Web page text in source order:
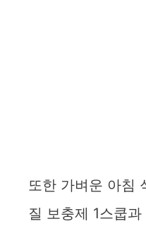
또한 가벼운 아침
질 보충제 1스쿱